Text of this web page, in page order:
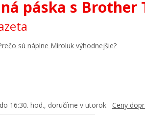
páska s Brother
sú náplne Miroluk výhodnejšie?
16:30. hod., doručíme v utorok Ceny